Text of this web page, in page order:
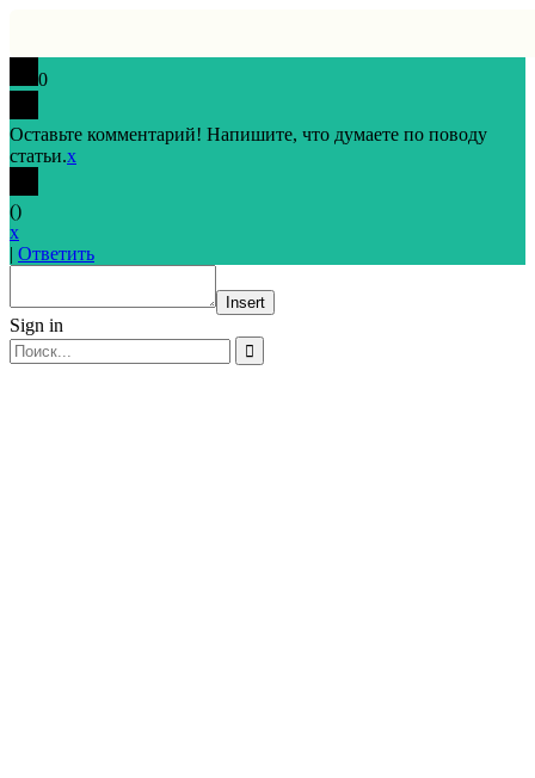
0
Оставьте комментарий! Напишите, что думаете по поводу
статьи.x
()
x
| Ответить
Insert
Sign in